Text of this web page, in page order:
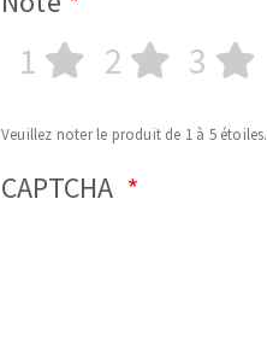
1 2 3
Veuillez noter le produit de 1 à 5 étoiles.
CAPTCHA